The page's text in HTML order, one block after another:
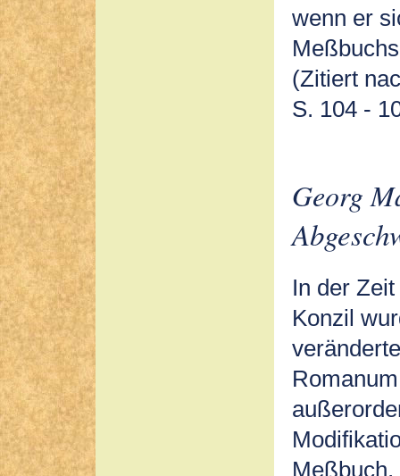
wenn er
(Zitiert
S. 104 -
Georg
In der
Konzil